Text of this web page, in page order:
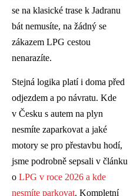
se na klasické trase k Jadranu
bát nemusíte, na žádný se
zákazem LPG cestou
nenarazíte.
Stejná logika platí i doma před
odjezdem a po návratu. Kde
v Česku s autem na plyn
nesmíte zaparkovat a jaké
motory se pro přestavbu hodí,
jsme podrobně sepsali v článku
o LPG v roce 2026 a kde
nesmíte parkovat. Kompletní